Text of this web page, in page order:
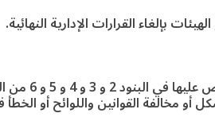
ويشترط
مخالفة القوانين واللوائح أو